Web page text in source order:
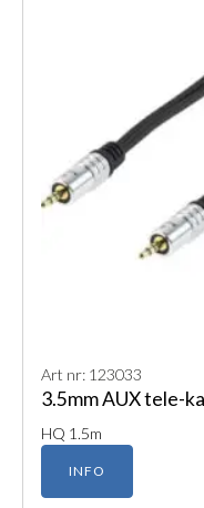
Art nr: 123033
3.5mm AUX tele-
HQ 1.5m
INFO